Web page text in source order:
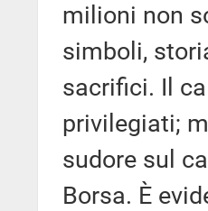
milioni non
simboli,
sacrifici. Il
privilegiati;
sudore sul
Borsa. È